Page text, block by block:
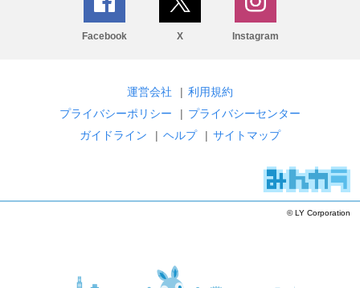
Facebook X Instagram
運営会社 | 利用規約
プライバシーポリシー
| プライバシーセンター
ガイドライン
| ヘルプ | サイトマップ
© LY Corporation